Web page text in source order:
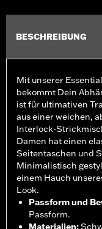
BESCHREIBUNG
Mit unserer
bekommt Dein
ist für ultimativen
aus einer weichen,
Interlock-
Damen hat einen
Seitentaschen und
Minimalistisch
einem Hauch
Look.
Passform und
Passform.
Materialien: